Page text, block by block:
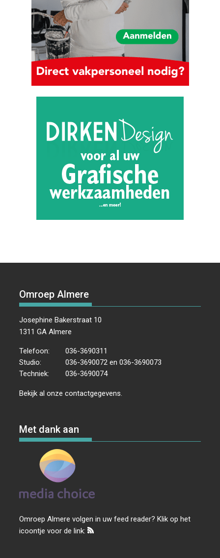
Omroep Almere
Josephine Bakerstraat 10
1311 GA Almere
Telefoon:
036-3690311
Studio:
036-3690072 en 036-3690073
Techniek:
036-3690074
Bekijk al onzecontactgegevens
Met dank aan
Omroep Almere volgen in uw feed reader? Klik op het
icoontje voor de link: